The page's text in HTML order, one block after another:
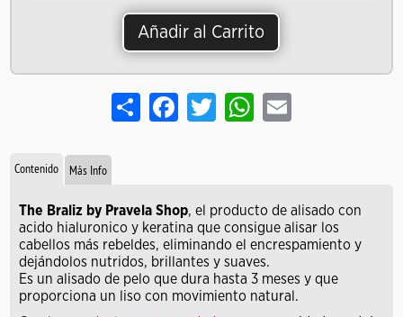
Añadir al Carrito
Share Facebook
TwitterWhatsApp
Email
Contenido Más Info
The Braliz by Pravela Shop, el producto de alisado con
acido hialuronico y keratina que consigue alisar los
cabellos más rebeldes, eliminando el encrespamiento y
dejándolos nutridos, brillantes y suaves.
Es un alisado de pelo que dura hasta 3 meses y que
proporciona un liso con movimiento natural.